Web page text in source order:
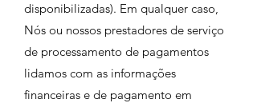
disponibilizadas). Em qualquer caso,
Nós ou nossos prestadores de serviço
de processamento de pagamentos
lidamos com as informações
financeiras e de pagamento em